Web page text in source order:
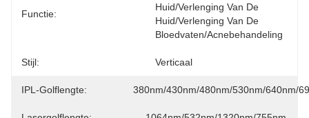
Functie:
Huid/verlenging Van De
Huid/verlenging Van De
Bloedvaten/acnebehandeling
Stijl: Verticaal
IPL-Golflengte: 380nm/430nm/480nm/530nm/640nm/